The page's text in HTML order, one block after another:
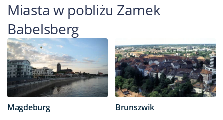
Miasta w pobliżu Zamek
Babelsberg
Magdeburg Brunszwik